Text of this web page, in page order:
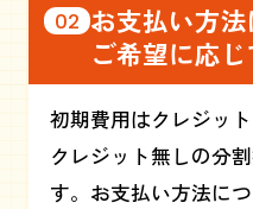
02 お支払い方
ご希望に応
初期費用はクレジッ
クレジット無しの分
す。お支払い方法に